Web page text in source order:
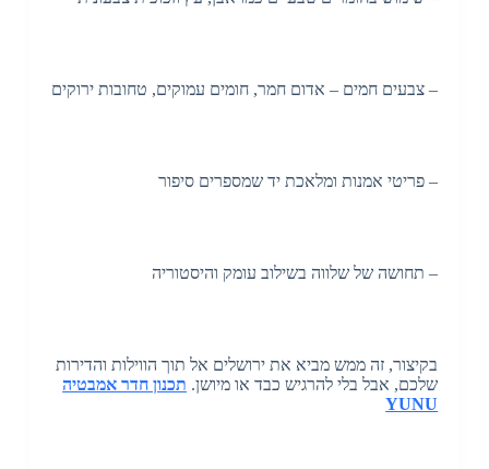
– צבעים חמים – אדום חמר, חומים עמוקים, טחובות ירוקים
– פריטי אמנות ומלאכת יד שמספרים סיפור
– תחושה של שלווה בשילוב עומק והיסטוריה
בקיצור, זה ממש מביא את ירושלים אל תוך הווילות והדירות
שלכם, אבל בלי להרגיש כבד או מיושן. תכנון חדר אמבטיה
YUNU